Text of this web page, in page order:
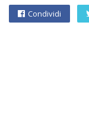
Condividi